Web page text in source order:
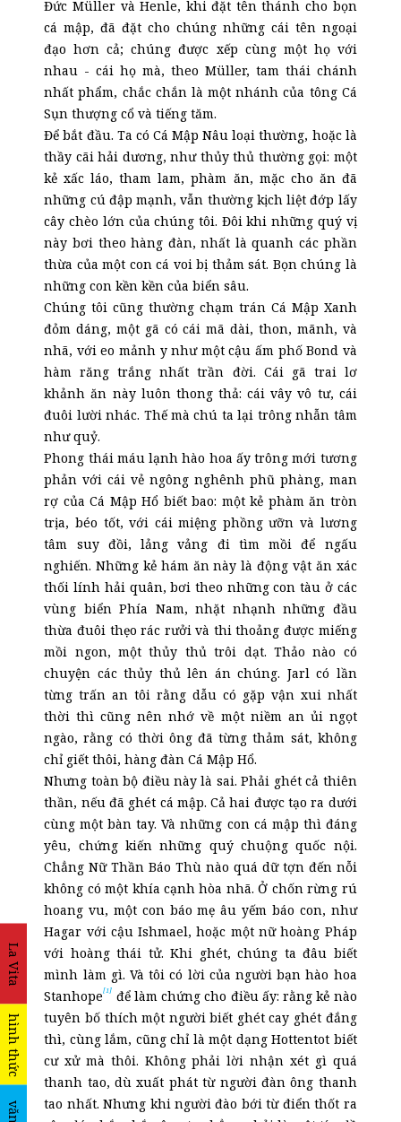
La Vita
hình thức
Đức Müller và Henle, khi đặt tên thánh cho bọn
cá mập, đã đặt cho chúng những cái tên ngoại
đạo hơn cả; chúng được xếp cùng một họ với
nhau - cái họ mà, theo Müller, tam thái chánh
nhất phẩm, chắc chắn là một nhánh của tông Cá
Sụn thượng cổ và tiếng tăm.
Để bắt đầu. Ta có Cá Mập Nâu loại thường, hoặc là
thầy cãi hải dương, như thủy thủ thường gọi: một
kẻ xấc láo, tham lam, phàm ăn, mặc cho ăn đã
những cú đập mạnh, vẫn thường kịch liệt đớp lấy
cây chèo lớn của chúng tôi. Đôi khi những quý vị
này bơi theo hàng đàn, nhất là quanh các phần
thừa của một con cá voi bị thảm sát. Bọn chúng là
những con kền kền của biển sâu.
Chúng tôi cũng thường chạm trán Cá Mập Xanh
đỏm dáng, một gã có cái mã dài, thon, mãnh, và
nhã, với eo mảnh y như một cậu ấm phố Bond và
hàm răng trắng nhất trần đời. Cái gã trai lơ
khảnh ăn này luôn thong thả: cái vây vô tư, cái
đuôi lười nhác. Thế mà chú ta lại trông nhẫn tâm
như quỷ.
Phong thái máu lạnh hào hoa ấy trông mới tương
phản với cái vẻ ngông nghênh phũ phàng, man
rợ của Cá Mập Hổ biết bao: một kẻ phàm ăn tròn
trịa, béo tốt, với cái miệng phồng ưỡn và lương
tâm suy đồi, lảng vảng đi tìm mồi để ngấu
nghiến. Những kẻ hám ăn này là động vật ăn xác
thối lính hải quân, bơi theo những con tàu ở các
vùng biển Phía Nam, nhặt nhạnh những đầu
thừa đuôi thẹo rác rưởi và thi thoảng được miếng
mồi ngon, một thủy thủ trôi dạt. Thảo nào có
chuyện các thủy thủ lên án chúng. Jarl có lần
từng trấn an tôi rằng dẫu có gặp vận xui nhất
thời thì cũng nên nhớ về một niềm an ủi ngọt
ngào, rằng có thời ông đã từng thảm sát, không
chỉ giết thôi, hàng đàn Cá Mập Hổ.
Nhưng toàn bộ điều này là sai. Phải ghét cả thiên
thần, nếu đã ghét cá mập. Cả hai được tạo ra dưới
cùng một bàn tay. Và những con cá mập thì đáng
yêu, chứng kiến những quý chuộng quốc nội.
Chẳng Nữ Thần Báo Thù nào quá dữ tợn đến nỗi
không có một khía cạnh hòa nhã. Ở chốn rừng rú
hoang vu, một con báo mẹ âu yếm báo con, như
Hagar với cậu Ishmael, hoặc một nữ hoàng Pháp
với hoàng thái tử. Khi ghét, chúng ta đâu biết
mình làm gì. Và tôi có lời của người bạn hào hoa
Stanhope[1] để làm chứng cho điều ấy: rằng kẻ nào
tuyên bố thích một người biết ghét cay ghét đắng
thì, cùng lắm, cũng chỉ là một dạng Hottentot biết
cư xử mà thôi. Không phải lời nhận xét gì quá
thanh tao, dù xuất phát từ người đàn ông thanh
tao nhất. Nhưng khi người đào bới từ điển thốt ra